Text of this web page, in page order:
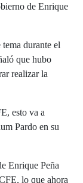
de Enrique
durante el
que hubo
realizar la
esto va a
Pardo en su
Enrique Peña
lo que ahora